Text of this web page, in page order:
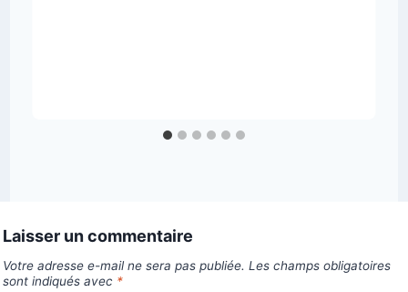
Laisser un commentaire
Votre adresse e-mail ne sera pas publiée. Les champs obligatoires
sont indiqués avec *